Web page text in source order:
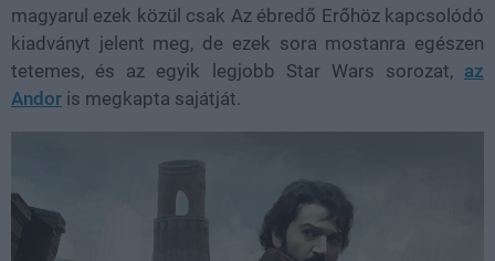
magyarul ezek közül csak Az ébredő Erőhöz kapcsolódó
kiadványt jelent meg, de ezek sora mostanra egészen
tetemes, és az egyik legjobb Star Wars sorozat, az
Andor is megkapta sajátját.